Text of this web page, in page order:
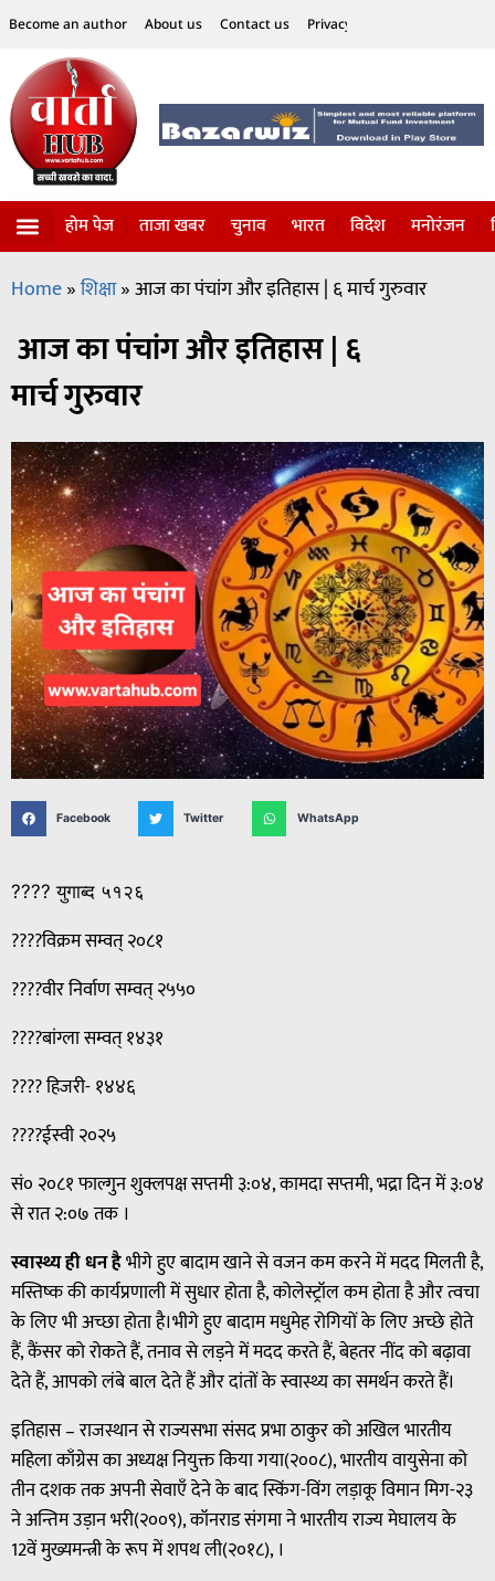
Become an author About us Contact us Privacy Policy
होम पेज ताजा खबर चुनाव भारत विदेश मनोरंजन
Home»शिक्षा»आज का पंचांग और इतिहास | ६ मार्च गुरुवार
आज का पंचांग और इतिहास | ६
मार्च गुरुवार
Facebook Twitter WhatsApp
???? युगाब्द ५१२६
????विक्रम सम्वत् २०८१
????वीर निर्वाण सम्वत् २५५०
????बांग्ला सम्वत् १४३१
???? हिजरी- १४४६
????ईस्वी २०२५
सं० २०८१ फाल्गुन शुक्लपक्ष सप्तमी ३:०४, कामदा सप्तमी, भद्रा दिन में ३:०४
से रात २:०७ तक ।
स्वास्थ्य ही धन हैभीगे हुए बादाम खाने से वजन कम करने में मदद मिलती है,
मस्तिष्क की कार्यप्रणाली में सुधार होता है, कोलेस्ट्रॉल कम होता है और त्वचा
के लिए भी अच्छा होता है।भीगे हुए बादाम मधुमेह रोगियों के लिए अच्छे होते
हैं, कैंसर को रोकते हैं, तनाव से लड़ने में मदद करते हैं, बेहतर नींद को बढ़ावा
देते हैं, आपको लंबे बाल देते हैं और दांतों के स्वास्थ्य का समर्थन करते हैं।
इतिहास – राजस्थान से राज्यसभा संसद प्रभा ठाकुर को अखिल भारतीय
महिला काँग्रेस का अध्यक्ष नियुक्त किया गया(२००८), भारतीय वायुसेना को
तीन दशक तक अपनी सेवाएँ देने के बाद स्किंग-विंग लड़ाकू विमान मिग-२३
ने अन्तिम उड़ान भरी(२००९), कॉनराड संगमा ने भारतीय राज्य मेघालय के
12वें मुख्यमन्त्री के रूप में शपथ ली(२०१८), ।